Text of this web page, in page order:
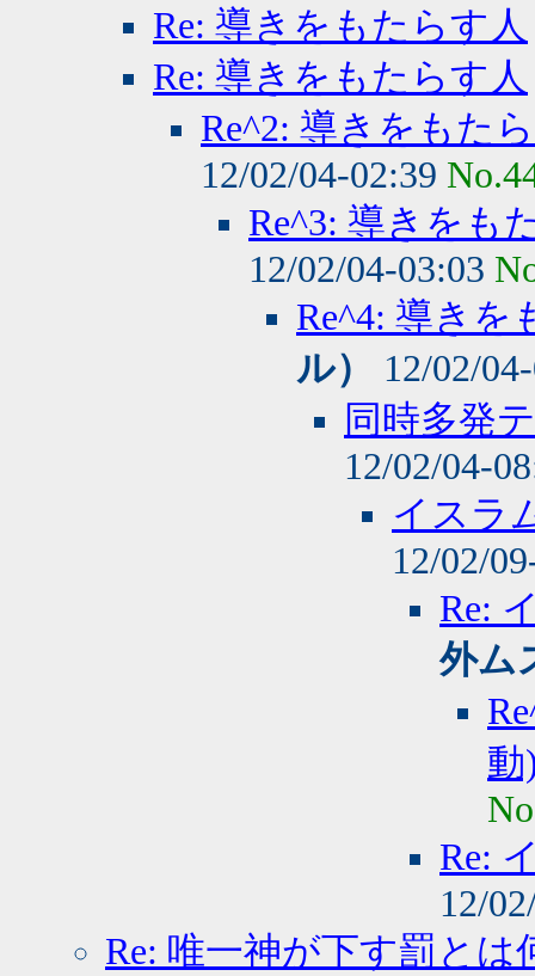
Re: 導きをもたらす人
Re: 導きをもたらす人
Re^2: 導きをもた
12/02/04-02:39
Re^3: 導きをも
12/02/04-03:03
Re^4: 導きを
ル）
12/02/
同時多発
12/02/04-
イスラ
12/02/
Re:
外ム
動
Re:
12/
Re: 唯一神が下す罰とは